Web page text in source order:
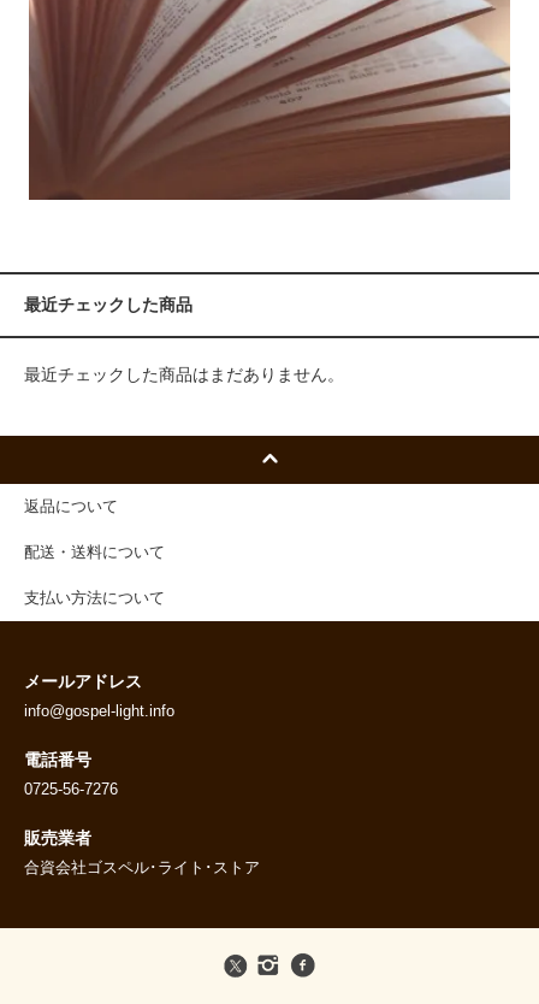
最近チェックした商品
最近チェックした商品はまだありません。
返品について
配送・送料について
支払い方法について
メールアドレス
info@gospel-light.info
電話番号
0725-56-7276
販売業者
合資会社ゴスペル･ライト･ストア